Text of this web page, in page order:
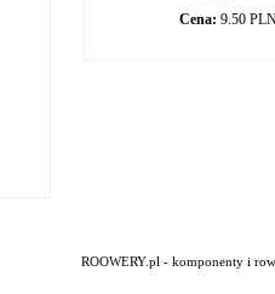
Cena: 9.50
ROOWERY.pl - komponenty i